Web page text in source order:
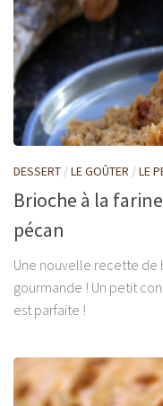
DESSERT /LE GOÛTER /LE
Brioche à la
pécan
Une nouvelle recette de
gourmande ! Un petit
est parfaite !